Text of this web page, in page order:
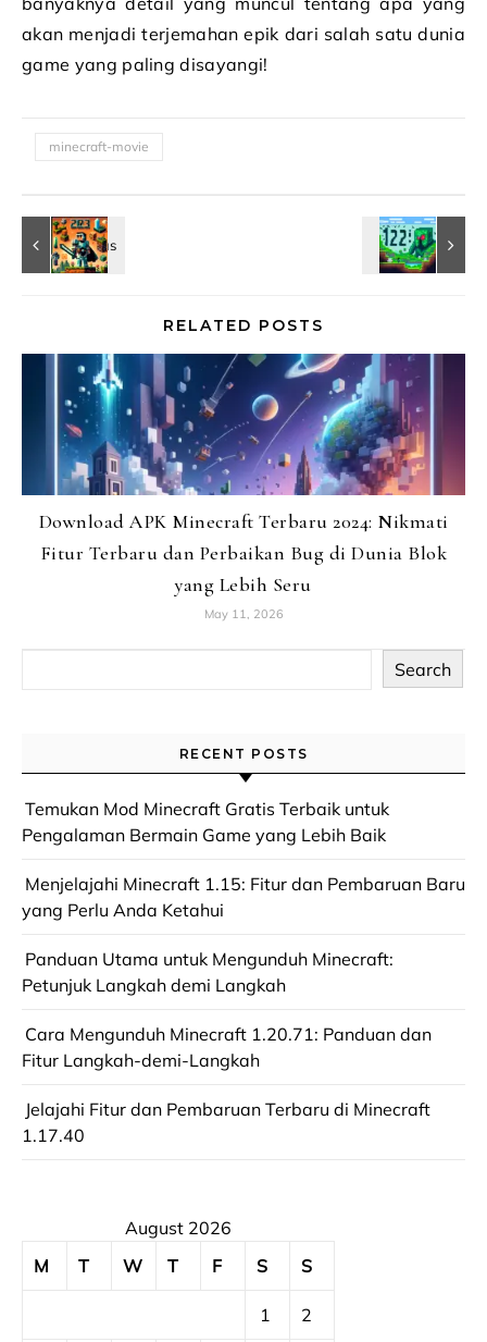
akan menjadi terjemahan epik dari salah satu dunia
game yang paling disayangi!
minecraft-movie
RELATED POSTS
Download APK Minecraft Terbaru 2024: Nikmati
Fitur Terbaru dan Perbaikan Bug di Dunia Blok
yang Lebih Seru
May 11, 2026
Search
RECENT POSTS
Temukan Mod Minecraft Gratis Terbaik untuk
Pengalaman Bermain Game yang Lebih Baik
Menjelajahi Minecraft 1.15: Fitur dan Pembaruan Baru
yang Perlu Anda Ketahui
Panduan Utama untuk Mengunduh Minecraft:
Petunjuk Langkah demi Langkah
Cara Mengunduh Minecraft 1.20.71: Panduan dan
Fitur Langkah-demi-Langkah
Jelajahi Fitur dan Pembaruan Terbaru di Minecraft
1.17.40
August 2026
M
T W T F S S
1 2